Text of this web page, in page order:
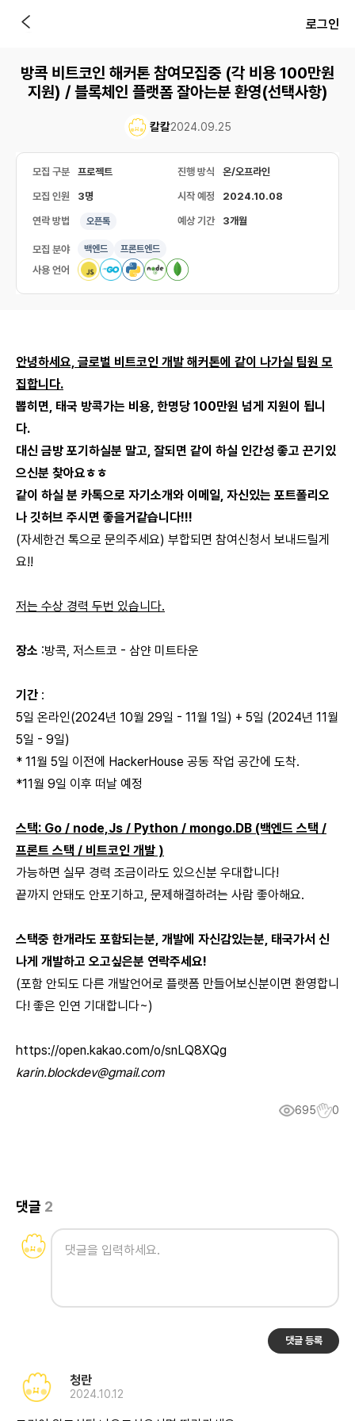
로그인
방콕 비트코인 해커톤 참여모집중 (각 비용 100만원
지원) / 블록체인 플랫폼 잘아는분 환영(선택사항)
칼칼2024.09.25
모집 구분 프로젝트 진행 방식 온/오프라인
모집 인원 3명 시작 예정 2024.10.08
연락 방법 오픈톡 예상 기간 3개월
모집 분야 백엔드 프론트엔드
사용 언어
안녕하세요, 글로벌 비트코인 개발 해커톤에 같이 나가실 팀원 모
집합니다.
뽑히면, 태국 방콕가는 비용, 한명당 100만원 넘게 지원이 됩니
다.
대신 금방 포기하실분 말고, 잘되면 같이 하실 인간성 좋고 끈기있
으신분 찾아요ㅎㅎ
같이 하실 분 카톡으로 자기소개와 이메일, 자신있는 포트폴리오
나 깃허브 주시면 좋을거같습니다!!!
(자세한건 톡으로 문의주세요) 부합되면 참여신청서 보내드릴게
요!!
저는 수상 경력 두번 있습니다.
장소 :방콕, 저스트코 - 삼얀 미트타운
기간 :
5일 온라인(2024년 10월 29일 - 11월 1일) + 5일 (2024년 11월
5일 - 9일)
* 11월 5일 이전에 HackerHouse 공동 작업 공간에 도착.
*11월 9일 이후 떠날 예정
스택: Go / node,Js / Python / mongo.DB (백엔드 스택 /
프론트 스택 / 비트코인 개발 )
가능하면 실무 경력 조금이라도 있으신분 우대합니다!
끝까지 안돼도 안포기하고, 문제해결하려는 사람 좋아해요.
스택중 한개라도 포함되는분, 개발에 자신감있는분, 태국가서 신
나게 개발하고 오고싶은분 연락주세요!
(포함 안되도 다른 개발언어로 플랫폼 만들어보신분이면 환영합니
다! 좋은 인연 기대합니다~)
https://open.kakao.com/o/snLQ8XQg
karin.blockdev@gmail.com
695 0
댓글 2
댓글 등록
청란
2024.10.12